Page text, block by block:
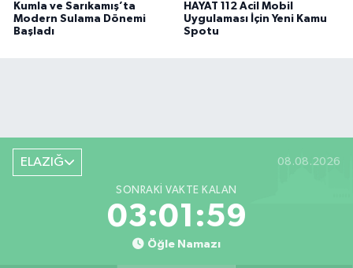
Kumla ve Sarıkamış’ta
Modern Sulama Dönemi
Başladı
HAYAT 112 Acil Mobil
Uygulaması İçin Yeni Kamu
Spotu
ELAZIĞ 08.08.2026
SONRAKI VAKTE KALAN
03:01:58
Öğle Namazı